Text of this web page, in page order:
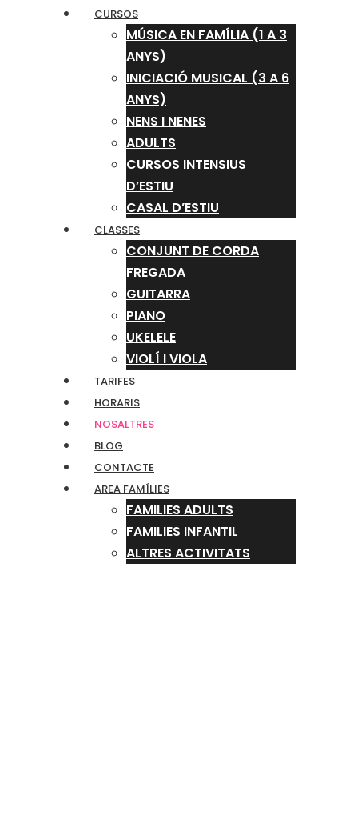
CURSOS
MÚSICA EN FAMÍLIA (1 A 3
ANYS)
INICIACIÓ MUSICAL (3 A 6
ANYS)
NENS I NENES
ADULTS
CURSOS INTENSIUS
D’ESTIU
CASAL D’ESTIU
CLASSES
CONJUNT DE CORDA
FREGADA
GUITARRA
PIANO
UKELELE
VIOLÍ I VIOLA
TARIFES
HORARIS
NOSALTRES
BLOG
CONTACTE
AREA FAMÍLIES
FAMILIES ADULTS
FAMILIES INFANTIL
ALTRES ACTIVITATS